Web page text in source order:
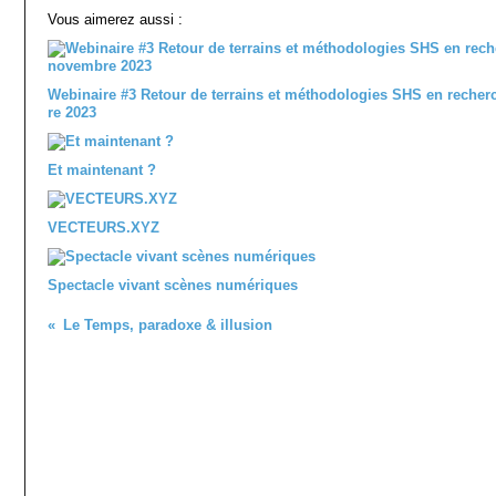
Vous aimerez aussi :
Webinaire #3 Retour de terrains et méthodologies SHS en
re 2023
Et maintenant ?
VECTEURS.XYZ
Spectacle vivant scènes numériques
Le Temps, paradoxe & illusion